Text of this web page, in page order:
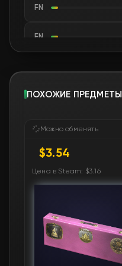
FN
FN
FN
FN
FN
FN
ПОХОЖИЕ ПРЕДМЕТЫ
Можно обменять
$3.54
Цена в Steam: $3.16